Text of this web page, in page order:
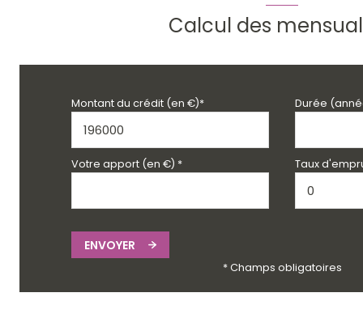
Calcul des
Montant du crédit (en €)* Durée
Votre apport (en €) * Taux
ENVOYER
* Champs obligatoires